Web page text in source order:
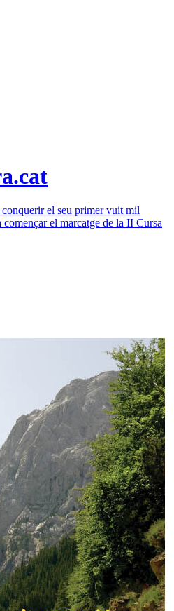
el seu primer vuit mil
el marcatge de la II Cursa